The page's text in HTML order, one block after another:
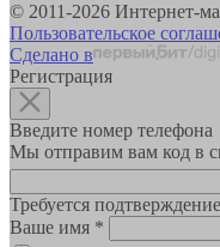
© 2011-2026 Интернет-
Пользовательское
Сделано в
Регистрация
Введите номер телефона
Мы отправим вам код в
Требуется
Ваше имя *